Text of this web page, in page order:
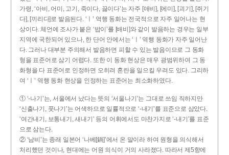
가령, ‘아비, 어미, 고기, 죽이다, 끓이다’는 자주 [애비], [에미], [괴기], [쥐기
다], [끼리다]로 발음된다. ‘ㅣ’ 역행 동화는 전국적으로 자주 일어나는 현
상이다. 체언에 조사가 붙은 ‘밥이’를 [배비]와 같이 발음하는 경우는 일부
지역에 국한되어 있으나, 한 단어 안에서는 ‘ㅣ’ 역행 동화가 자주 일어난
다. 그러나 대부분 주의해서 발음하면 피할 수 있는 발음이므로 그 동화
형을 표준어로 삼기 어렵다. 또한 이 동화 현상은 매우 광범위하여 그 동
화형을 다 표준어로 인정하면 오히려 혼란을 일으킬 우려도 있다. 그리하
여 ‘ㅣ’ 역행 동화 현상을 인정하는 표준어는 최소화하였다.
① ‘-나기’는, 서울에서 났다는 뜻의 ‘서울나기’는 그대로 쓰임 직하지만
‘신출나기, 풋나기’는 어색하므로 일률적으로 ‘-내기’를 표준으로 삼았다.
‘여간내기, 보통내기, 새내기’ 등의 어휘에서도 마찬가지로 ‘-내기’를 표준
으로 삼는다.
② ‘남비’는 종래 일본어 ‘나베[鍋]’에서 온 말이라 하여 원형을 의식해서
처리했던 것이나, 현대에는 어원 의식이 거의 사라졌다. 따라서 제5항에